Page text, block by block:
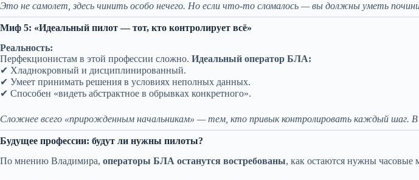
Это не самолет, здесь чинить особо нечего. Но если что-то сломалось — вы должны уметь
Миф 5: «Идеальный пилот — тот, кто контролирует всё»
Реальность:
Перфекционистам в этой профессии сложно. Идеальный оператор БЛА:
✔ Хладнокровный и дисциплинированный.
✔ Умеет принимать решения в условиях неполных данных.
✔ Способен «видеть абстрактное в обрывках конкретного».
Сложнее всего «прирожденным начальникам» — тем, кто привык контролировать каждый шаг.
Будущее профессии: будут ли нужны пилоты?
По мнению Владимира, операторы БЛА останутся востребованы, как остаются нужны часовые